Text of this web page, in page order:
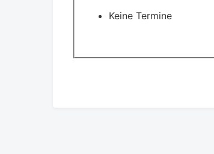
Keine Termine